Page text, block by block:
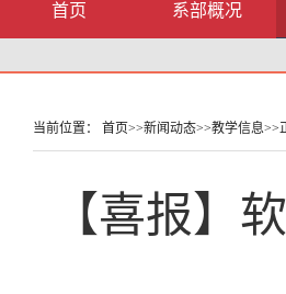
首页 系部概况
当前位置： 首页>>新闻动态>>教学信息>>
【喜报】